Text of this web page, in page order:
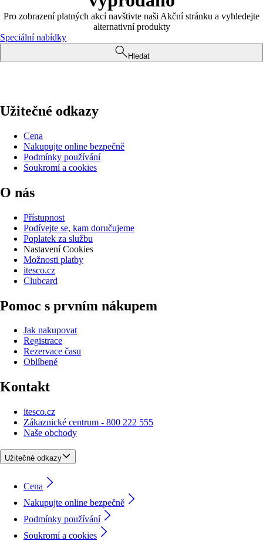
Pro zobrazení platných akcí navštivte naši Akční stránku a vyhledejte
alternativní produkty
Speciální nabídky
Hledat
Užitečné odkazy
Cena
Nakupujte online bezpečně
Podmínky používání
Soukromí a cookies
O nás
Přístupnost
Podívejte se, kam doručujeme
Poplatek za službu
Nastavení Cookies
Možnosti platby
itesco.cz
Clubcard
Pomoc s prvním nákupem
Jak nakupovat
Registrace
Rezervace času
Oblíbené
Kontakt
itesco.cz
Zákaznické centrum - 800 222 555
Naše obchody
Užitečné odkazy
Cena
Nakupujte online bezpečně
Podmínky používání
Soukromí a cookies